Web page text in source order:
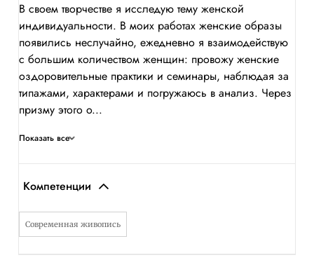
В своем творчестве я исследую тему женской
индивидуальности. В моих работах женские образы
появились неслучайно, ежедневно я взаимодействую
с большим количеством женщин: провожу женские
оздоровительные практики и семинары, наблюдая за
типажами, характерами и погружаюсь в анализ. Через
призму этого о...
Показать все
Компетенции
Современная живопись